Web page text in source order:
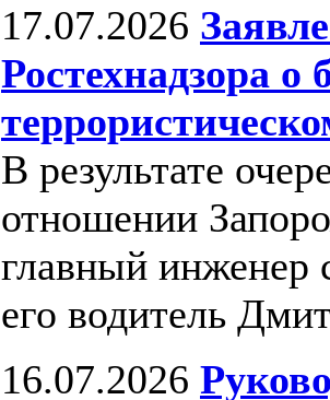
17.07.2026
Ростехнадзора о
В результате
отношении
главный инженер
его водитель
16.07.2026